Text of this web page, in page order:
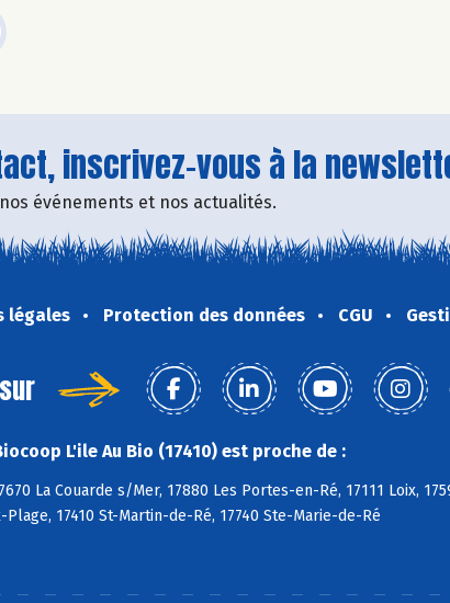
inscrivez-vous à la
événements et nos actualités.
légales Protection des données CGU
L'ile Au Bio (17410) est proche de :
La Couarde s/Mer, 17880 Les Portes-en-Ré, 17111 Loix,
Plage, 17410 St-Martin-de-Ré, 17740 Ste-Marie-de-Ré